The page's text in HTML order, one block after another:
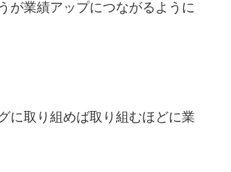
が業績アップにつながるように
に取り組めば取り組むほどに業